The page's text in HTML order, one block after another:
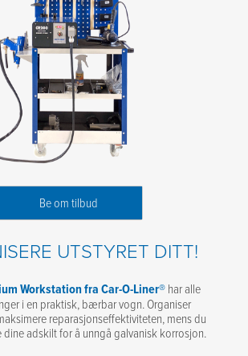
Be om tilbud
UTSTYRET DITT!
Workstation fra Car-O-Liner®har alle
i en praktisk, bærbar vogn. Organiser
reparasjonseffektiviteten, mens du
dine adskilt for å unngå galvanisk korrosjon.